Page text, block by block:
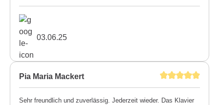
03.06.25
Pia Maria Mackert
Sehr freundlich und zuverlässig. Jederzeit wieder. Das Klavier